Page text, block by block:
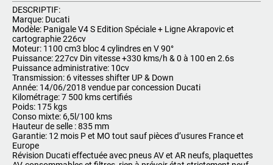
DESCRIPTIF:
Marque: Ducati
Modèle: Panigale V4 S Edition Spéciale + Ligne Akrapovic et
cartographie 226cv
Moteur: 1100 cm3 bloc 4 cylindres en V 90°
Puissance: 227cv Din vitesse +330 kms/h & 0 à 100 en 2.6s
Puissance administrative: 10cv
Transmission: 6 vitesses shifter UP & Down
Année: 14/06/2018 vendue par concession Ducati
Kilométrage: 7 500 kms certifiés
Poids: 175 kgs
Conso mixte: 6,5l/100 kms
Hauteur de selle : 835 mm
Garantie: 12 mois P et MO tout sauf pièces d’usures France et
Europe
Révision Ducati effectuée avec pneus AV et AR neufs, plaquettes